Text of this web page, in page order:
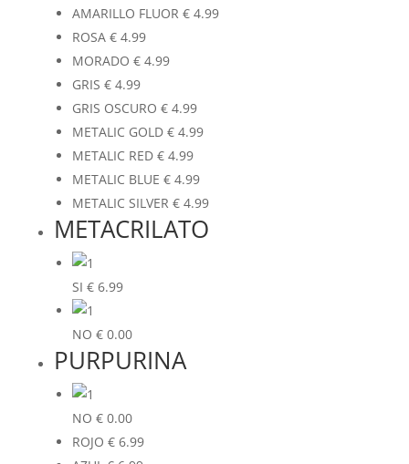
AMARILLO FLUOR €4.99
ROSA €4.99
MORADO €4.99
GRIS €4.99
GRIS OSCURO €4.99
METALIC GOLD €4.99
METALIC RED €4.99
METALIC BLUE €4.99
METALIC SILVER €4.99
METACRILATO
SI €6.99
NO €0.00
PURPURINA
NO €0.00
ROJO €6.99